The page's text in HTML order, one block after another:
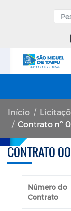
Início
Contrato nº
CONTRATO
Número do
Contrato